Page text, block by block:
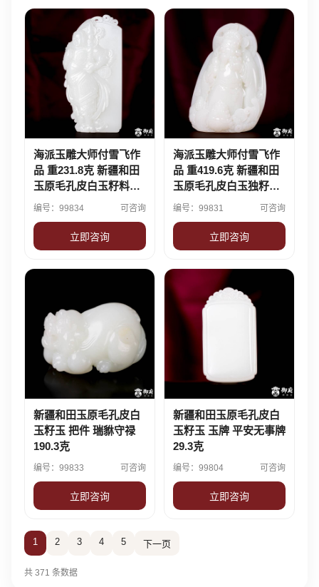
海派玉雕大师付雪飞作
品 重231.8克 新疆和田
玉原毛孔皮白玉籽料摆
件 韦陀天尊
编号：99834 可咨询
立即咨询
海派玉雕大师付雪飞作
品 重419.6克 新疆和田
玉原毛孔皮白玉独籽摆
件 聚财纳福
编号：99831 可咨询
立即咨询
新疆和田玉原毛孔皮白
玉籽玉 把件 瑞貅守禄
190.3克
编号：99833 可咨询
立即咨询
新疆和田玉原毛孔皮白
玉籽玉 玉牌 平安无事牌
29.3克
编号：99804 可咨询
立即咨询
1 2 3 4 5 下一页
共 371 条数据